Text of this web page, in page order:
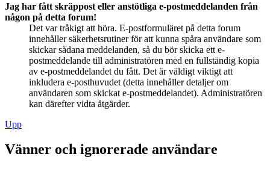
Jag har fått skräppost eller anstötliga e-postmeddelanden från
någon på detta forum!
Det var tråkigt att höra. E-postformuläret på detta forum
innehåller säkerhetsrutiner för att kunna spåra användare som
skickar sådana meddelanden, så du bör skicka ett e-
postmeddelande till administratören med en fullständig kopia
av e-postmeddelandet du fått. Det är väldigt viktigt att
inkludera e-posthuvudet (detta innehåller detaljer om
användaren som skickat e-postmeddelandet). Administratören
kan därefter vidta åtgärder.
Upp
Vänner och ignorerade användare